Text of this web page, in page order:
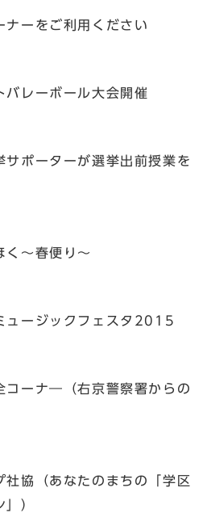
ーをご利用ください
レーボール大会開催
ポーターが選挙出前授業を
～春便り～
ージックフェスタ2015
ーナ―（右京警察署からの
協（あなたのまちの「学区
）